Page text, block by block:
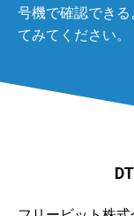
号機で確認でき
てみてください。